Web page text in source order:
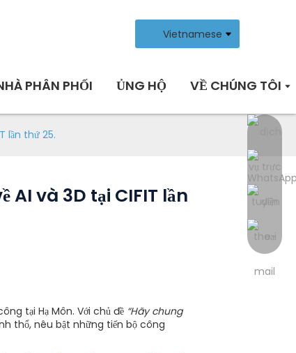
Vietnamese
PHÂN PHỐI ỦNG HỘ VỀ CHÚNG TÔI
lần thứ 25.
và 3D tại CIFIT lần
tại Hạ Môn. Với chủ đề “Hãy chung
thổ, nêu bật những tiến bộ công